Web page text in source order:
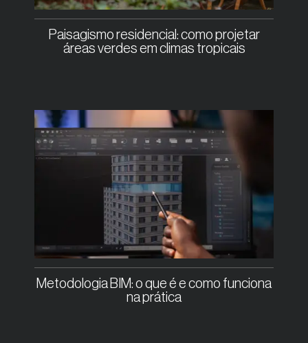
Paisagismo residencial: como projetar
áreas verdes em climas tropicais
Metodologia BIM: o que é e como funciona
na prática